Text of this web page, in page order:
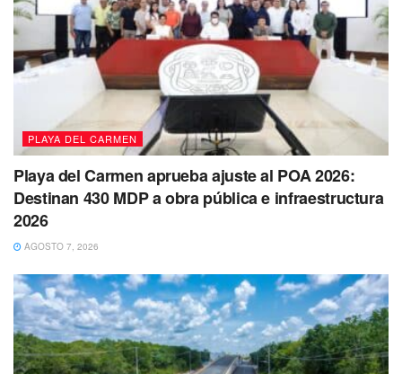
Hasta el momento se confirmó que cinco colonias:La
Colosio,Nicte Há,Zazil Há,EjidoyBellavistaresultaron
PLAYA DEL CARMEN
Playa del Carmen aprueba ajuste al POA 2026:
Destinan 430 MDP a obra pública e infraestructura
2026
AGOSTO 7, 2026